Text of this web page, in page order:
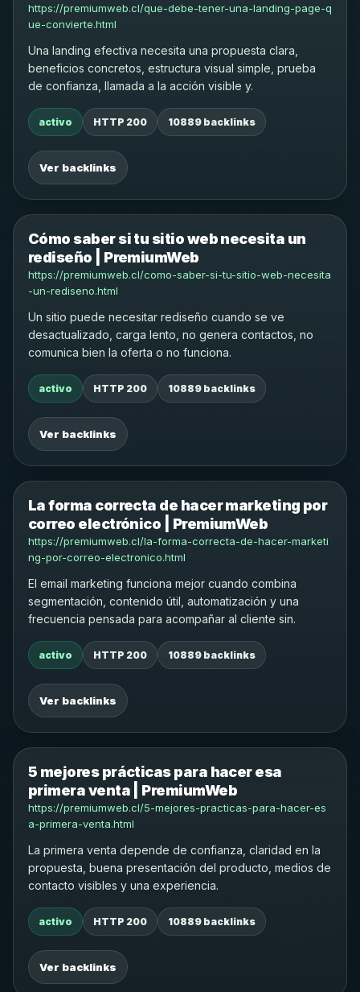
https://premiumweb.cl/que-debe-tener-una-landing-page-q
ue-convierte.html
Una landing efectiva necesita una propuesta clara,
beneficios concretos, estructura visual simple, prueba
de confianza, llamada a la acción visible y.
activo HTTP 200 10889 backlinks
Ver backlinks
Cómo saber si tu sitio web necesita un
rediseño | PremiumWeb
https://premiumweb.cl/como-saber-si-tu-sitio-web-necesita
-un-rediseno.html
Un sitio puede necesitar rediseño cuando se ve
desactualizado, carga lento, no genera contactos, no
comunica bien la oferta o no funciona.
activo HTTP 200 10889 backlinks
Ver backlinks
La forma correcta de hacer marketing por
correo electrónico | PremiumWeb
https://premiumweb.cl/la-forma-correcta-de-hacer-marketi
ng-por-correo-electronico.html
El email marketing funciona mejor cuando combina
segmentación, contenido útil, automatización y una
frecuencia pensada para acompañar al cliente sin.
activo HTTP 200 10889 backlinks
Ver backlinks
5 mejores prácticas para hacer esa
primera venta | PremiumWeb
https://premiumweb.cl/5-mejores-practicas-para-hacer-es
a-primera-venta.html
La primera venta depende de confianza, claridad en la
propuesta, buena presentación del producto, medios de
contacto visibles y una experiencia.
activo HTTP 200 10889 backlinks
Ver backlinks